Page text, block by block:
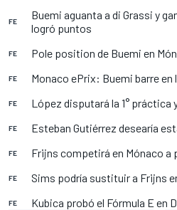
FE
Buemi aguanta a di Grassi y
logró puntos
FE Pole position de Buemi en
FE Monaco ePrix: Buemi barre en
FE López disputará la 1° práctica
FE Esteban Gutiérrez desearía
FE Frijns competirá en Mónaco a
FE Sims podría sustituir a Frijns
FE
Kubica probó el Fórmula E en